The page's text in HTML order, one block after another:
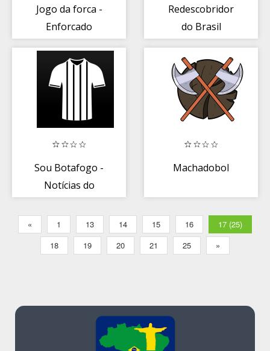
Jogo da forca -
Enforcado
Redescobridor
do Brasil
Sou Botafogo -
Notícias do
Machadobol
« 1 13 14 15 16
17 (25)
18
19 20 21 25 »